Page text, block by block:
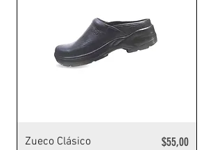
Zueco Clásico Precio
$55,00